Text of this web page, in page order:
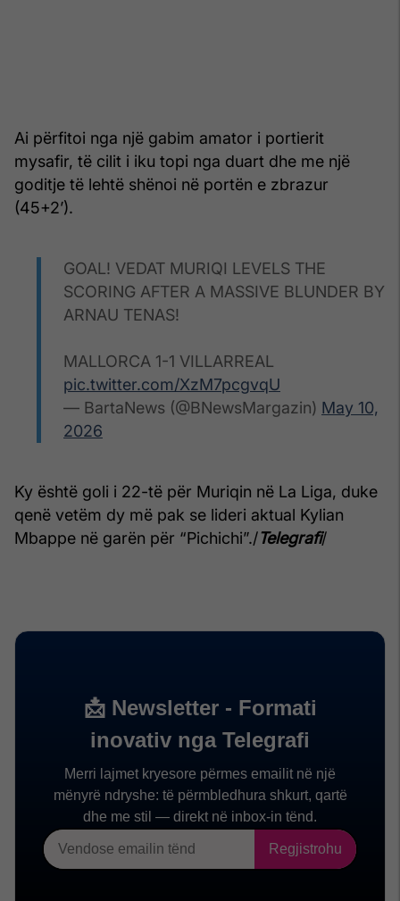
Ai përfitoi nga një gabim amator i portierit
mysafir, të cilit i iku topi nga duart dhe me një
goditje të lehtë shënoi në portën e zbrazur
(45+2’).
GOAL! VEDAT MURIQI LEVELS THE
SCORING AFTER A MASSIVE BLUNDER BY
ARNAU TENAS!
MALLORCA 1-1 VILLARREAL
pic.twitter.com/XzM7pcgvqU
— BartaNews (@BNewsMargazin) May 10,
2026
Ky është goli i 22-të për Muriqin në La Liga, duke
qenë vetëm dy më pak se lideri aktual Kylian
Mbappe në garën për “Pichichi”./Telegrafi/